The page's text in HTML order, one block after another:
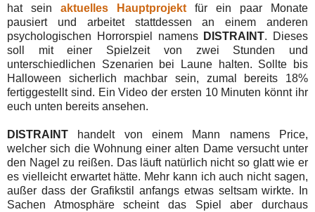
hat sein aktuelles Hauptprojekt für ein paar Monate
pausiert und arbeitet stattdessen an einem anderen
psychologischen Horrorspiel namens DISTRAINT. Dieses
soll mit einer Spielzeit von zwei Stunden und
unterschiedlichen Szenarien bei Laune halten. Sollte bis
Halloween sicherlich machbar sein, zumal bereits 18%
fertiggestellt sind. Ein Video der ersten 10 Minuten könnt ihr
euch unten bereits ansehen.
DISTRAINT handelt von einem Mann namens Price,
welcher sich die Wohnung einer alten Dame versucht unter
den Nagel zu reißen. Das läuft natürlich nicht so glatt wie er
es vielleicht erwartet hätte. Mehr kann ich auch nicht sagen,
außer dass der Grafikstil anfangs etwas seltsam wirkte. In
Sachen Atmosphäre scheint das Spiel aber durchaus